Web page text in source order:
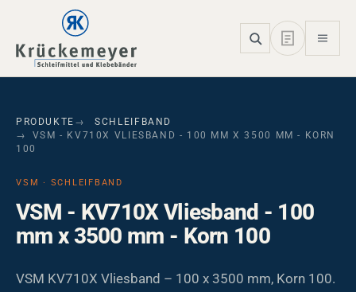
Skip to main navigation
Skip to main content
Skip to page footer
PRODUKTE
SCHLEIFBAND
VSM - KV710X VLIESBAND - 100 MM X 3500 MM - KORN
100
VSM · SCHLEIFBAND
VSM - KV710X Vliesband - 100
mm x 3500 mm - Korn 100
VSM KV710X Vliesband – 100 x 3500 mm, Korn 100.